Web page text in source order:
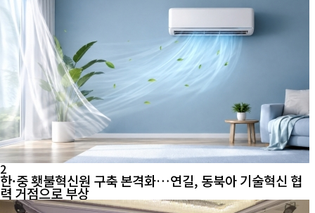
2
한·중 횃불혁신원 구축 본격화…연길, 동북아 기술혁신 협
력 거점으로 부상